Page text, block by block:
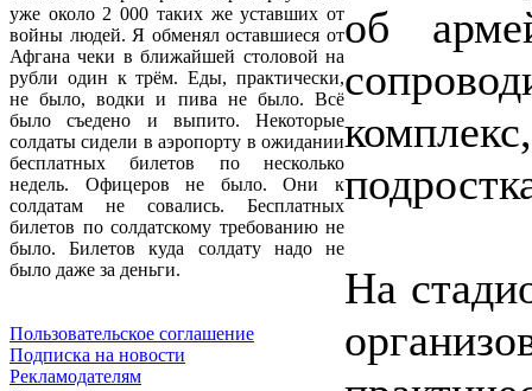
уже около 2 000 таких же уставших от
войны людей. Я обменял оставшиеся от
Афгана чеки в ближайшей столовой на
рубли один к трём. Еды, практически,
не было, водки и пива не было. Всё
было съедено и выпито. Некоторые
солдаты сидели в аэропорту в ожидании
бесплатных билетов по несколько
недель. Офицеров не было. Они к
солдатам не совались. Бесплатных
билетов по солдатскому требованию не
было. Билетов куда солдату надо не
было даже за деньги.
Пользовательское соглашение
Подписка на новости
Рекламодателям
об
На